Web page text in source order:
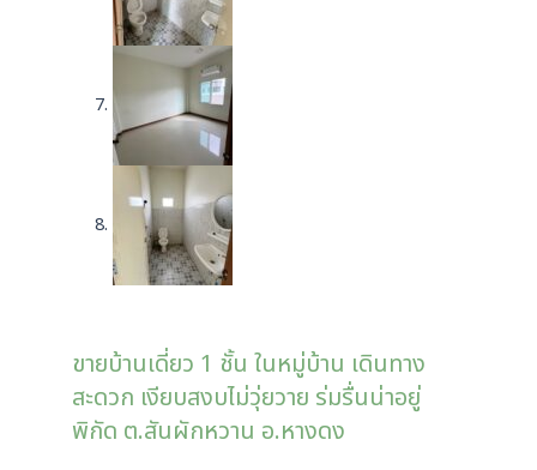
ขายบ้านเดี่ยว 1 ชั้น ในหมู่บ้าน เดินทาง
สะดวก เงียบสงบไม่วุ่ยวาย ร่มรื่นน่าอยู่
พิกัด ต.สันผักหวาน อ.หางดง